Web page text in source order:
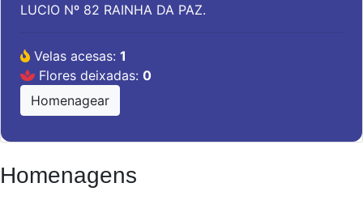
LUCIO Nº 82 RAINHA DA PAZ.
Velas acesas: 1
Flores deixadas: 0
Homenagear
Homenagens